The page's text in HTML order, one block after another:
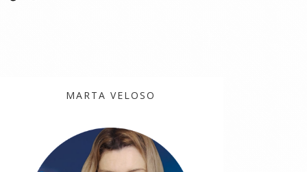
MARTA VELOSO